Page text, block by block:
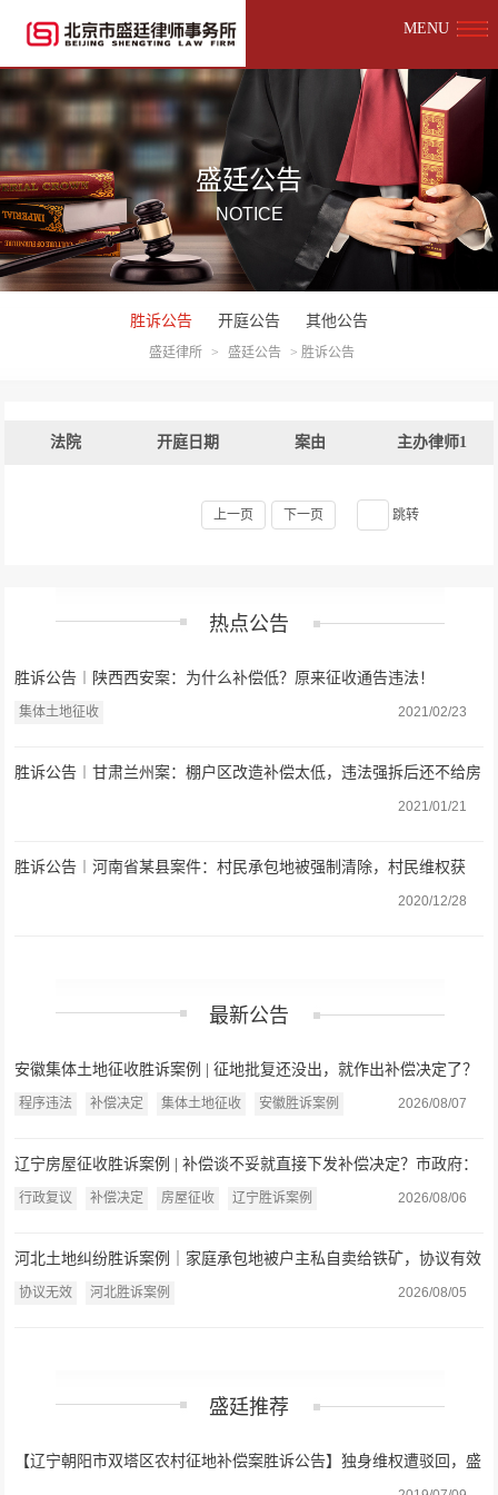
MENU
盛廷公告
NOTICE
胜诉公告 开庭公告 其他公告
盛廷律所 > 盛廷公告 > 胜诉公告
法院 开庭日期 案由 主办律师1
上一页 下一页 跳转
热点公告
胜诉公告︱陕西西安案：为什么补偿低？原来征收通告违法！
集体土地征收 2021/02/23
胜诉公告︱甘肃兰州案：棚户区改造补偿太低，违法强拆后还不给房
2021/01/21
胜诉公告︱河南省某县案件：村民承包地被强制清除，村民维权获
2020/12/28
最新公告
安徽集体土地征收胜诉案例 | 征地批复还没出，就作出补偿决定了？
法院：缺乏法律依据，连同复议决定一并撤销
程序违法 补偿决定 集体土地征收 安徽胜诉案例 2026/08/07
辽宁房屋征收胜诉案例 | 补偿谈不妥就直接下发补偿决定？市政府：
认定事实不清、程序严重违法
行政复议 补偿决定 房屋征收 辽宁胜诉案例 2026/08/06
河北土地纠纷胜诉案例｜家庭承包地被户主私自卖给铁矿，协议有效
还是无效？法院：违反强制性规定，协议无效
协议无效 河北胜诉案例 2026/08/05
盛廷推荐
【辽宁朝阳市双塔区农村征地补偿案胜诉公告】独身维权遭驳回，盛